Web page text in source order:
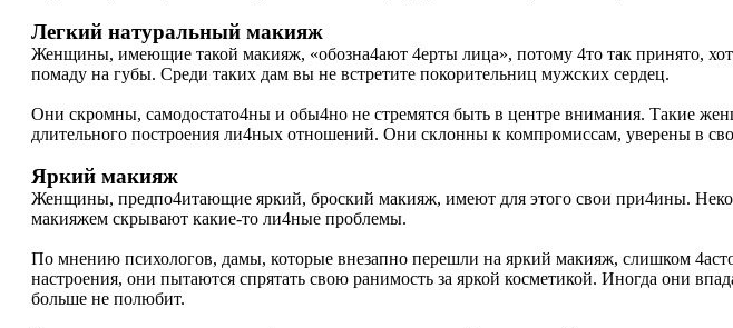
Легкий натуральный макияж
Женщины, имеющие такой макияж, «обозна4ают 4ерты лица», потому 4то так принято,
помаду на губы. Среди таких дам вы не встретите покорительниц мужских сердец.
Они скромны, самодостато4ны и обы4но не стремятся быть в центре внимания. Такие
длительного построения ли4ных отношений. Они склонны к компромиссам, уверены в
Яркий макияж
Женщины, предпо4итающие яркий, броский макияж, имеют для этого свои при4ины.
макияжем скрывают какие-то ли4ные проблемы.
По мнению психологов, дамы, которые внезапно перешли на яркий макияж, слишком
настроения, они пытаются спрятать свою ранимость за яркой косметикой. Иногда они
больше не полюбит.